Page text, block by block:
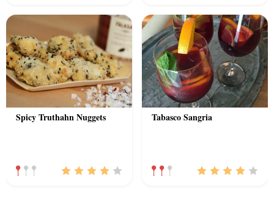
Spicy Truthahn Nuggets Tabasco Sangria